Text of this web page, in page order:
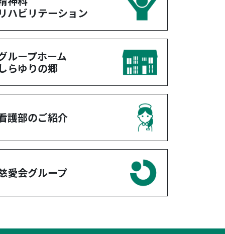
ハビリテーション
ループホーム
らゆりの郷
護部のご紹介
愛会グループ